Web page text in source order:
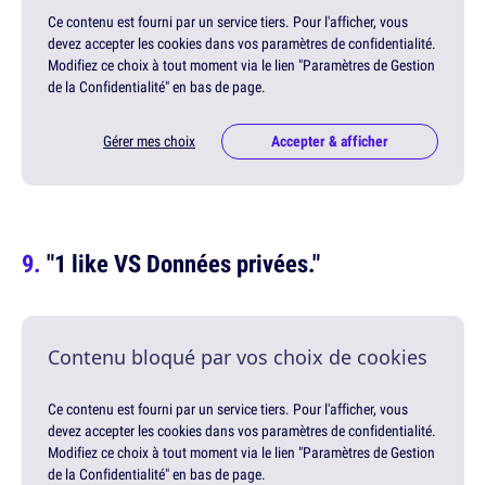
Ce contenu est fourni par un service tiers. Pour l'afficher, vous
devez accepter les cookies dans vos paramètres de confidentialité.
Modifiez ce choix à tout moment via le lien "Paramètres de Gestion
de la Confidentialité" en bas de page.
Gérer mes choix Accepter & afficher
"1 like VS Données privées."
Contenu bloqué par vos choix de cookies
Ce contenu est fourni par un service tiers. Pour l'afficher, vous
devez accepter les cookies dans vos paramètres de confidentialité.
Modifiez ce choix à tout moment via le lien "Paramètres de Gestion
de la Confidentialité" en bas de page.